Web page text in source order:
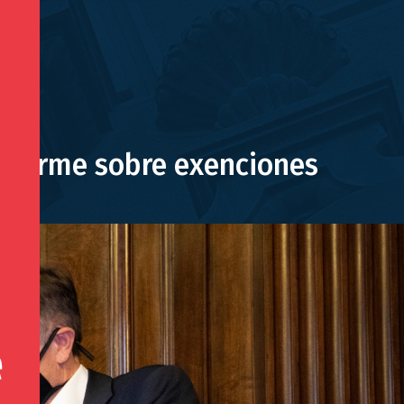
sobre exenciones